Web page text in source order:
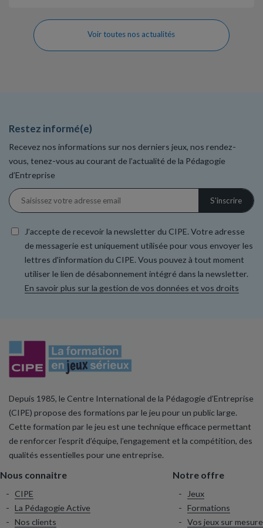
Voir toutes nos actualités
Restez informé(e)
Recevez nos informations sur nos derniers jeux, nos rendez-
vous, tenez-vous au courant de l’actualité de la Pédagogie
d’Entreprise
J’accepte de recevoir la newsletter du CIPE. Votre adresse
de messagerie est uniquement utilisée pour vous envoyer les
lettres d'information du CIPE. Vous pouvez à tout moment
utiliser le lien de désabonnement intégré dans la newsletter.
En savoir plus sur la gestion de vos données et vos droits
Depuis 1985, le Centre International de la Pédagogie d’Entreprise
(CIPE) propose des formations par le jeu pour un public large.
Cette formation par le jeu est une technique efficace permettant
de renforcer l’esprit d’équipe, l’engagement et la compétition, des
qualités essentielles pour une entreprise.
Nous connaitre
CIPE
La Pédagogie Active
Nos clients
Notre offre
Jeux
Formations
Vos jeux sur mesure